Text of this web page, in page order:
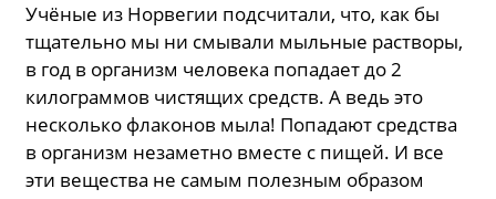
Учёные из Норвегии подсчитали, что, как бы
тщательно мы ни смывали мыльные растворы,
в год в организм человека попадает до 2
килограммов чистящих средств. А ведь это
несколько флаконов мыла! Попадают средства
в организм незаметно вместе с пищей. И все
эти вещества не самым полезным образом